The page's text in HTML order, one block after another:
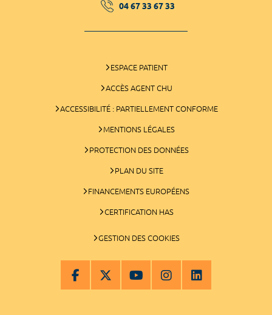
04 67 33 67 33
ESPACE PATIENT
ACCÈS AGENT CHU
ACCESSIBILITÉ : PARTIELLEMENT CONFORME
MENTIONS LÉGALES
PROTECTION DES DONNÉES
PLAN DU SITE
FINANCEMENTS EUROPÉENS
CERTIFICATION HAS
GESTION DES COOKIES